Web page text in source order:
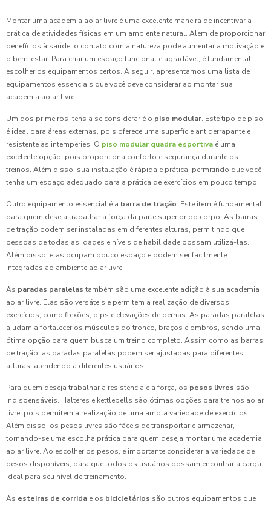
Montar uma academia ao ar livre é uma excelente maneira de incentivar a
prática de atividades físicas em um ambiente natural. Além de proporcionar
benefícios à saúde, o contato com a natureza pode aumentar a motivação e
o bem-estar. Para criar um espaço funcional e agradável, é fundamental
escolher os equipamentos certos. A seguir, apresentamos uma lista de
equipamentos essenciais que você deve considerar ao montar sua
academia ao ar livre.
Um dos primeiros itens a se considerar é o piso modular. Este tipo de piso
é ideal para áreas externas, pois oferece uma superfície antiderrapante e
resistente às intempéries. O piso modular quadra esportiva é uma
excelente opção, pois proporciona conforto e segurança durante os
treinos. Além disso, sua instalação é rápida e prática, permitindo que você
tenha um espaço adequado para a prática de exercícios em pouco tempo.
Outro equipamento essencial é a barra de tração. Este item é fundamental
para quem deseja trabalhar a força da parte superior do corpo. As barras
de tração podem ser instaladas em diferentes alturas, permitindo que
pessoas de todas as idades e níveis de habilidade possam utilizá-las.
Além disso, elas ocupam pouco espaço e podem ser facilmente
integradas ao ambiente ao ar livre.
As paradas paralelas também são uma excelente adição à sua academia
ao ar livre. Elas são versáteis e permitem a realização de diversos
exercícios, como flexões, dips e elevações de pernas. As paradas paralelas
ajudam a fortalecer os músculos do tronco, braços e ombros, sendo uma
ótima opção para quem busca um treino completo. Assim como as barras
de tração, as paradas paralelas podem ser ajustadas para diferentes
alturas, atendendo a diferentes usuários.
Para quem deseja trabalhar a resistência e a força, os pesos livres são
indispensáveis. Halteres e kettlebells são ótimas opções para treinos ao ar
livre, pois permitem a realização de uma ampla variedade de exercícios.
Além disso, os pesos livres são fáceis de transportar e armazenar,
tornando-se uma escolha prática para quem deseja montar uma academia
ao ar livre. Ao escolher os pesos, é importante considerar a variedade de
pesos disponíveis, para que todos os usuários possam encontrar a carga
ideal para seu nível de treinamento.
As esteiras de corrida e os bicicletários são outros equipamentos que